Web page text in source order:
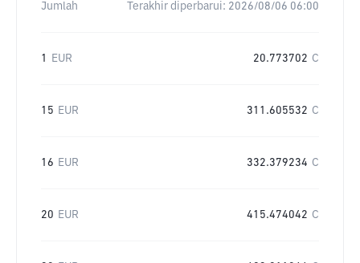
Jumlah Terakhir diperbarui: 2026/08/06 06:00
1 EUR 20.773702 C
15 EUR 311.605532 C
16 EUR 332.379234 C
20 EUR 415.474042 C